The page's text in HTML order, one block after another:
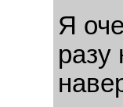
Я
разу